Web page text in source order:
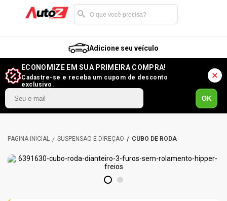
Adicione seu veículo
ECONOMIZE EM SUA PRIMEIRA COMPRA!
Cadastre-se e receba um cupom de desconto
exclusivo.
OK
SUSPENSÃO E DIREÇÃO CUBO DE RODA
1 2